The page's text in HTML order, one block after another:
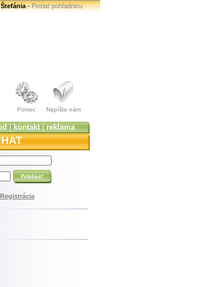
Štefánia-Poslať pohľadnicu
Pomoc Napíšte nám
|kontakt|reklama
Registrácia